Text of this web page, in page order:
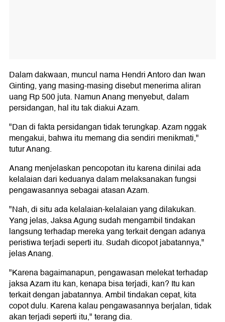
Dalam dakwaan, muncul nama Hendri Antoro dan Iwan
Ginting, yang masing-masing disebut menerima aliran
uang Rp 500 juta. Namun Anang menyebut, dalam
persidangan, hal itu tak diakui Azam.
"Dan di fakta persidangan tidak terungkap. Azam nggak
mengakui, bahwa itu memang dia sendiri menikmati,"
tutur Anang.
Anang menjelaskan pencopotan itu karena dinilai ada
kelalaian dari keduanya dalam melaksanakan fungsi
pengawasannya sebagai atasan Azam.
"Nah, di situ ada kelalaian-kelalaian yang dilakukan.
Yang jelas, Jaksa Agung sudah mengambil tindakan
langsung terhadap mereka yang terkait dengan adanya
peristiwa terjadi seperti itu. Sudah dicopot jabatannya,"
jelas Anang.
"Karena bagaimanapun, pengawasan melekat terhadap
jaksa Azam itu kan, kenapa bisa terjadi, kan? Itu kan
terkait dengan jabatannya. Ambil tindakan cepat, kita
copot dulu. Karena kalau pengawasannya berjalan, tidak
akan terjadi seperti itu," terang dia.